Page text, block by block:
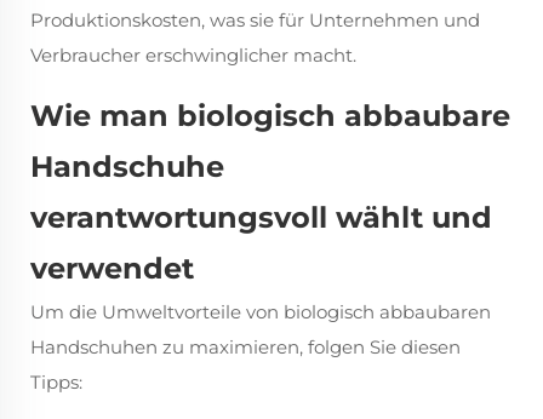
Produktionskosten, was sie für Unternehmen und
Verbraucher erschwinglicher macht.
Wie man biologisch abbaubare
Handschuhe
verantwortungsvoll wählt und
verwendet
Um die Umweltvorteile von biologisch abbaubaren
Handschuhen zu maximieren, folgen Sie diesen
Tipps: